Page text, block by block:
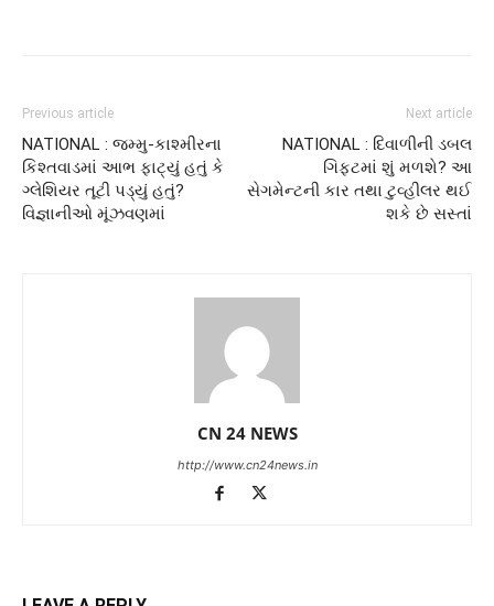
Previous article
NATIONAL : જમ્મુ-કાશ્મીરના
કિશ્તવાડમાં આભ ફાટ્યું હતું કે
ગ્લેશિયર તૂટી પડ્યું હતું?
વિજ્ઞાનીઓ મૂંઝવણમાં
Next article
NATIONAL : દિવાળીની ડબલ
ગિફ્ટમાં શું મળશે? આ
સેગમેન્ટની કાર તથા ટુવ્હીલર થઈ
શકે છે સસ્તાં
CN 24 NEWS
http://www.cn24news.in